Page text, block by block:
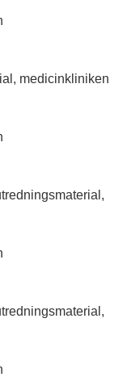
medicinkliniken